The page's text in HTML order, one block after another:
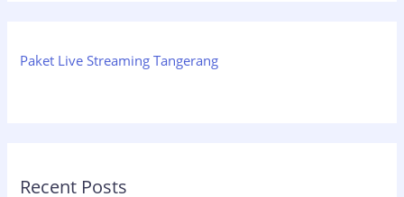
Paket Live Streaming Tangerang
Recent Posts